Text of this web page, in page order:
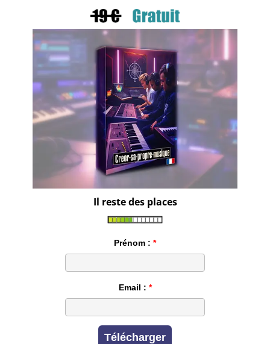
Il reste des places
Prénom :
Email :
Télécharger